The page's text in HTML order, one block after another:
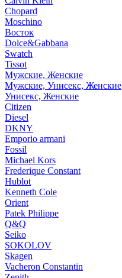
Chopard
Moschino
Восток
Dolce&Gabbana
Swatch
Tissot
Мужские, Женские
Мужские, Унисекс, Женские
Унисекс, Женские
Citizen
Diesel
DKNY
Emporio armani
Fossil
Michael Kors
Frederique Constant
Hublot
Kenneth Cole
Orient
Patek Philippe
Q&Q
Seiko
SOKOLOV
Skagen
Vacheron Constantin